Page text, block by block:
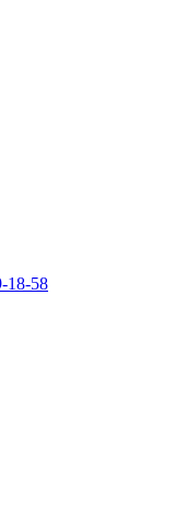
18-58